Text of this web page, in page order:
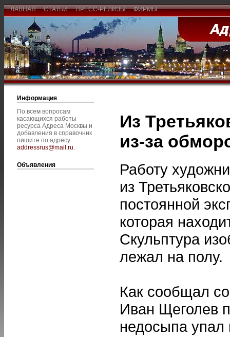
ГЛАВНАЯ СТАТЬИ ПРЕСС-РЕЛИЗЫ ФИРМЫ
Информация
По всем вопросам
касающихся работы
ресурса Адреса Москвы и
добавления в справочник
пишите по адресу
addressrus@mail.ru.
Объявления
Из
из-за
Работу
из
постоянной
которая
Скульптура
лежал на полу.
Как сообщал
Иван Щеголев
недосыпа